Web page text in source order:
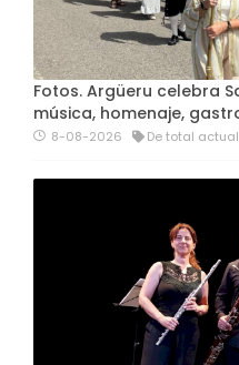
Fotos. Argüeru celebra
música, homenaje,
8-08-2026 De total